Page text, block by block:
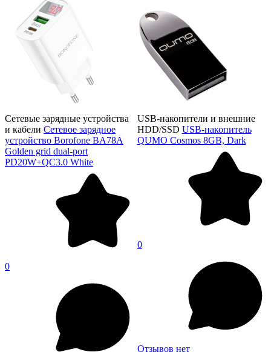
Сетевые зарядные устройства
и кабели Сетевое зарядное
устройство Borofone BA78A
Golden grid dual-port
PD20W+QC3.0 White
0
USB-накопители и внешние
HDD/SSD USB-накопитель
QUMO Cosmos 8GB, Dark
0
Отзывов нет